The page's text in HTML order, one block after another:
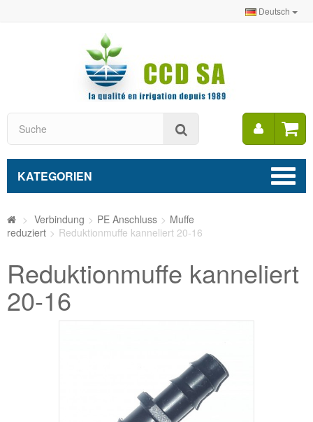
Deutsch
Mein
Konto
KATEGORIEN
> Verbindung > PE Anschluss > Muffe
reduziert > Reduktionmuffe kanneliert 20-16
Reduktionmuffe kanneliert
20-16